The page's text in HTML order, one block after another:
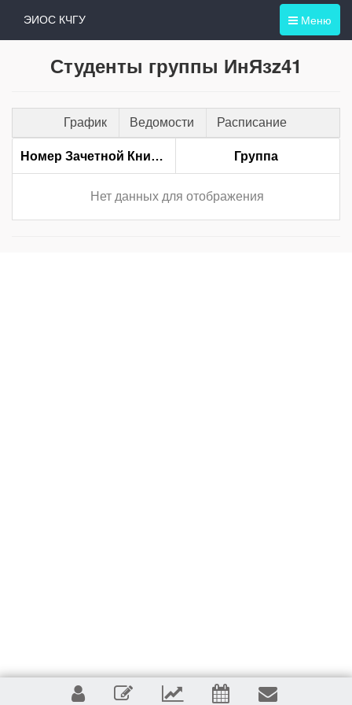
Меню
ЭИОС КЧГУ
Студенты группы ИнЯзz41
График Ведомости Расписание
Номер Зачетной Книжки Группа
Нет данных для отображения